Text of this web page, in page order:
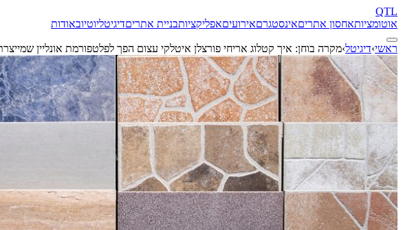
QTL
אוטומציותאחסון אתריםאינסטגרםאירועיםאפליקציותבניית אתריםדיגיטליוטיובאודות
ראשי›דיגיטל›מקרה בוחן: איך קטלוג אריחי פורצלן איטלקי עצום הפך לפלטפורמת אונליין